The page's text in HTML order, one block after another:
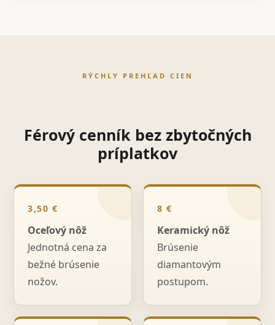
RÝCHLY PREHĽAD CIEN
Férový cenník bez zbytočných
príplatkov
3,50 €
Oceľový nôž
Jednotná cena za
bežné brúsenie
nožov.
8 €
Keramický nôž
Brúsenie
diamantovým
postupom.